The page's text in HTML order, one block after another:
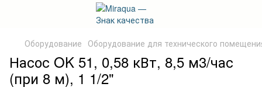
Оборудование Оборудование для технического
Насос OK 51, 0,58 кВт, 8,5 м3/час
(при 8 м), 1 1/2"